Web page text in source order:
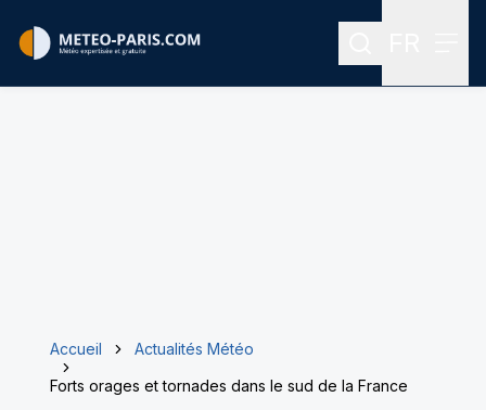
Rechercher
Accueil
Actualités Météo
Forts orages et tornades dans le sud de la France